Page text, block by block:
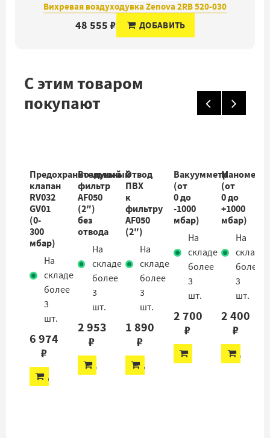
Вихревая воздуходувка Zenova 2RB 520-030
48 555 ₽ ДОБАВИТЬ
С этим товаром
покупают
Предохранительный
клапан
RV032
GV01
(0-
300
мбар)
На
складе
более
3
шт.
6 974
₽
ДОБАВИТЬ
Воздушный
фильтр
AF050
(2″)
без
отвода
На
складе
более
3
шт.
2 953
₽
ДОБАВИТЬ
Отвод
ПВХ
к
фильтру
AF050
(2″)
На
складе
более
3
шт.
1 890
₽
ДОБАВИТЬ
Вакуумметр
(от
0 до
-1000
мбар)
На
складе
более
3
шт.
2 700
₽
ДОБАВИТЬ
Манометр
(от
0 до
+1000
мбар)
На
складе
более
3
шт.
2 400
₽